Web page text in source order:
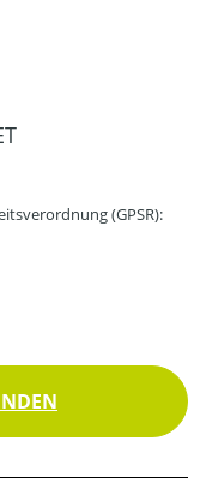
(GPSR):